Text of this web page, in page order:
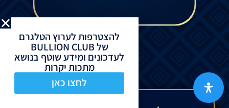
להצטרפות לערוץ הטלגרם
של BULLION CLUB
לעדכונים ומידע שוטף בנושא
מתכות יקרות
לחצו כאן